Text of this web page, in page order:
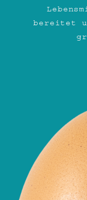
bereitet